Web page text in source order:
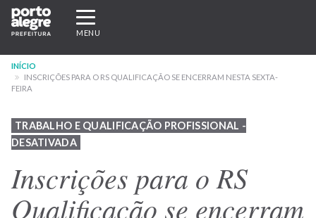
Pular
para
conteúdo
principal
Expandir/recolher
navegação
MENU
INÍCIO
INSCRIÇÕES PARA O RS QUALIFICAÇÃO SE ENCERRAM NESTA SEXTA-
FEIRA
TRABALHO E QUALIFICAÇÃO PROFISSIONAL -
DESATIVADA
Inscrições para o RS
Qualificação se encerram